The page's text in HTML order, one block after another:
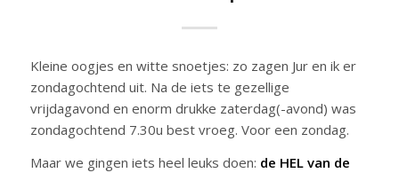
Kleine oogjes en witte snoetjes: zo zagen Jur en ik er
zondagochtend uit. Na de iets te gezellige
vrijdagavond en enorm drukke zaterdag(-avond) was
zondagochtend 7.30u best vroeg. Voor een zondag.
Maar we gingen iets heel leuks doen: de HEL van de